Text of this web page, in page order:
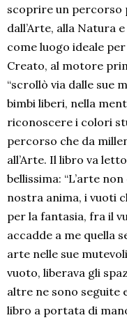
scoprire un percorso
dall’Arte, alla Natura
come luogo ideale
Creato, al motore
“scrollò via dalle sue
bimbi liberi, nella
riconoscere i colori
percorso che da
all’Arte. Il libro va
bellissima: “L’arte
nostra anima, i vuoti
per la fantasia, fra il
accadde a me quella
arte nelle sue
vuoto, liberava gli
altre ne sono seguite
libro a portata di